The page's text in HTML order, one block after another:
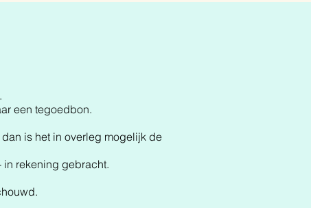
een tegoedbon.
is het in overleg mogelijk de
in rekening gebracht.